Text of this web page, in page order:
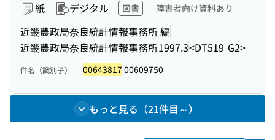
紙 デジタル 図書 障害者向け資料あり
近畿農政局奈良統計情報事務所 編
近畿農政局奈良統計情報事務所1997.3<DT519-G2>
件名（識別子） 00643817 00609750
もっと見る（21件目～）